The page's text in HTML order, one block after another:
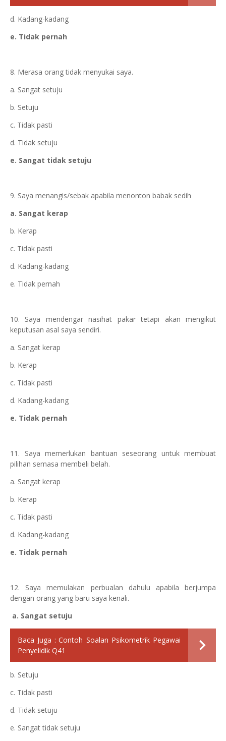
d. Kadang-kadang
e. Tidak pernah
8. Merasa orang tidak menyukai saya.
a. Sangat setuju
b. Setuju
c. Tidak pasti
d. Tidak setuju
e. Sangat tidak setuju
9. Saya menangis/sebak apabila menonton babak sedih
a. Sangat kerap
b. Kerap
c. Tidak pasti
d. Kadang-kadang
e. Tidak pernah
10. Saya mendengar nasihat pakar tetapi akan mengikut
keputusan asal saya sendiri.
a. Sangat kerap
b. Kerap
c. Tidak pasti
d. Kadang-kadang
e. Tidak pernah
11. Saya memerlukan bantuan seseorang untuk membuat
pilihan semasa membeli belah.
a. Sangat kerap
b. Kerap
c. Tidak pasti
d. Kadang-kadang
e. Tidak pernah
12. Saya memulakan perbualan dahulu apabila berjumpa
dengan orang yang baru saya kenali.
a. Sangat setuju
Baca Juga : Contoh Soalan Psikometrik Pegawai
Penyelidik Q41
b. Setuju
c. Tidak pasti
d. Tidak setuju
e. Sangat tidak setuju